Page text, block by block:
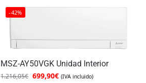
-42%
MSZ-AY50VGK Unidad Interior
1.216,05€ 699,90€ (IVA incluido)